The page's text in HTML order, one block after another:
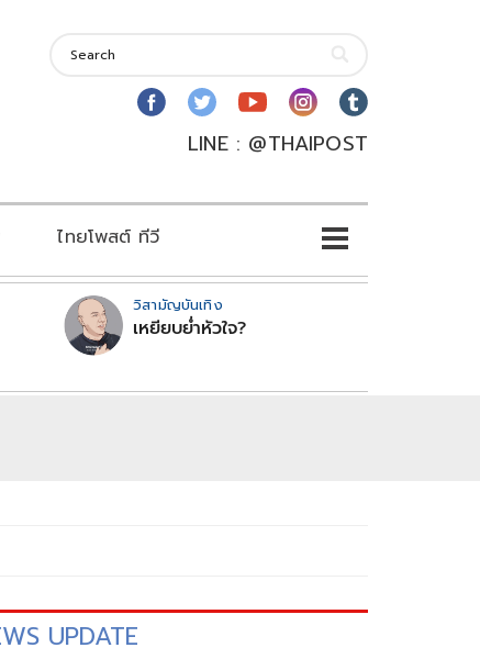
LINE : @THAIPOST
ไทยโพสต์ ทีวี
วิสามัญบันเทิง
เหยียบย่ำหัวใจ?
UPDATE